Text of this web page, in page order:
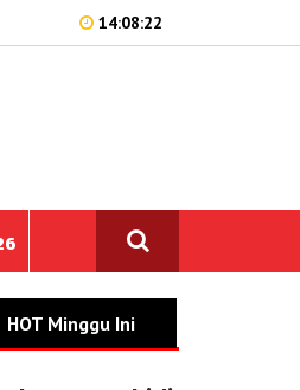
14:08:22
HOT Minggu Ini